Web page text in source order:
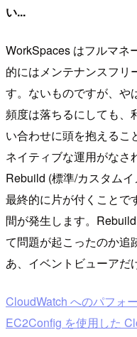
い...
WorkSpaces はフルマネ
的にはメンテナンスフリ
す。ないものですが、や
頻度は落ちるにしても、
い合わせに頭を抱えるこ
ネイティブな運用がなさ
Rebuild (標準/カスタム
最終的に片が付くことで
間が発生します。
て問題が起こったのか追
あ、イベントビューアだ
CloudWatch へのパフォ
EC2Config を使用した